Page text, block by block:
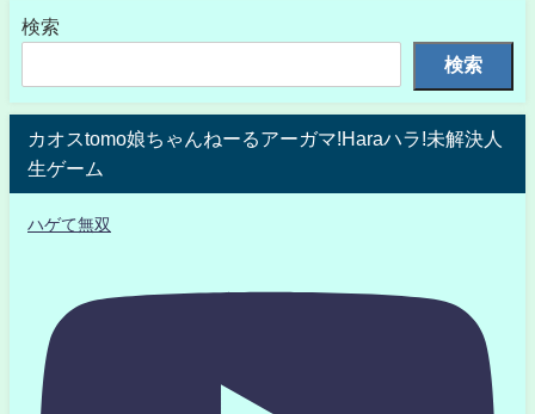
検索
検索
カオスtomo娘ちゃんねーるアーガマ!Haraハラ!未解決人
生ゲーム
ハゲて無双